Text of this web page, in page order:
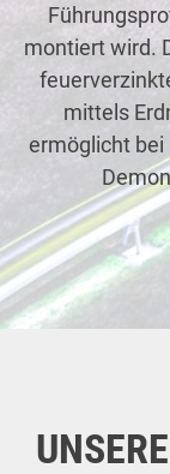
montiert wird.
mittels
ermöglicht bei